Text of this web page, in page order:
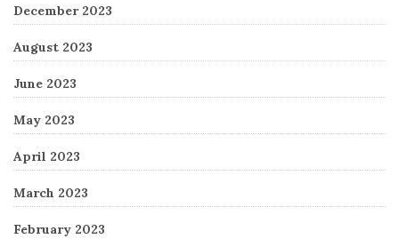
December 2023
August 2023
June 2023
May 2023
April 2023
March 2023
February 2023